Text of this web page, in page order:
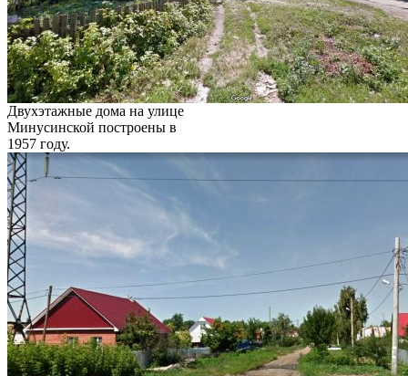
Двухэтажные дома на улице
Минусинской построены в
1957 году.